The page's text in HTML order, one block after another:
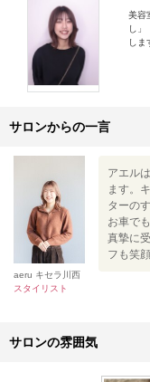
美容
し」
しま
サロンからの一言
aeru キセラ川西
スタイリスト
アエル
ます。
ターの
お車で
真摯に
フも笑
サロンの雰囲気